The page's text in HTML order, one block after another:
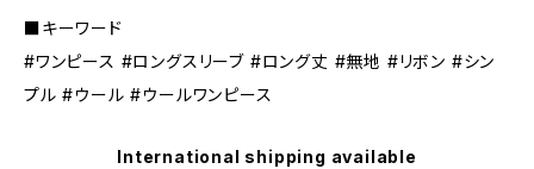
■キーワード
#ワンピース #ロングスリーブ #ロング丈 #無地 #リボン #シン
プル #ウール #ウールワンピース
International shipping available